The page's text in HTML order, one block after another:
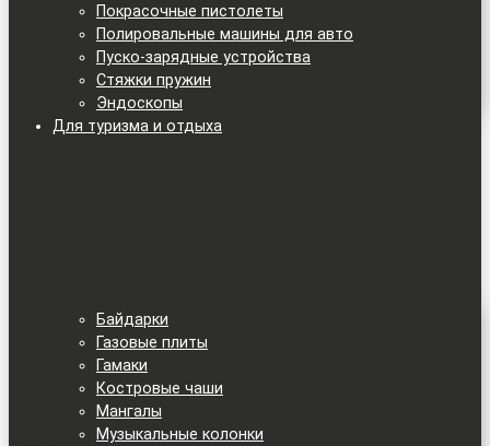
Покрасочные пистолеты
Полировальные машины для авто
Пуско-зарядные устройства
Стяжки пружин
Эндоскопы
Для туризма и отдыха
Байдарки
Газовые плиты
Гамаки
Костровые чаши
Мангалы
Музыкальные колонки